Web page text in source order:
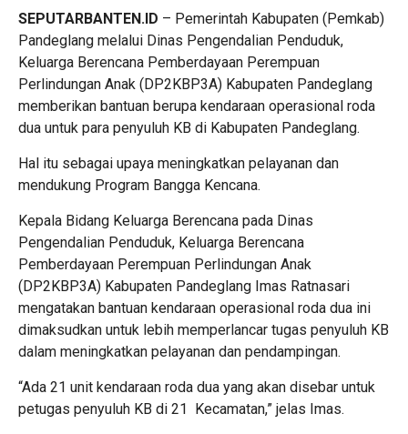
SEPUTARBANTEN.ID – Pemerintah Kabupaten (Pemkab)
Pandeglang melalui Dinas Pengendalian Penduduk,
Keluarga Berencana Pemberdayaan Perempuan
Perlindungan Anak (DP2KBP3A) Kabupaten Pandeglang
memberikan bantuan berupa kendaraan operasional roda
dua untuk para penyuluh KB di Kabupaten Pandeglang.
Hal itu sebagai upaya meningkatkan pelayanan dan
mendukung Program Bangga Kencana.
Kepala Bidang Keluarga Berencana pada Dinas
Pengendalian Penduduk, Keluarga Berencana
Pemberdayaan Perempuan Perlindungan Anak
(DP2KBP3A) Kabupaten Pandeglang Imas Ratnasari
mengatakan bantuan kendaraan operasional roda dua ini
dimaksudkan untuk lebih memperlancar tugas penyuluh KB
dalam meningkatkan pelayanan dan pendampingan.
“Ada 21 unit kendaraan roda dua yang akan disebar untuk
petugas penyuluh KB di 21 Kecamatan,” jelas Imas.